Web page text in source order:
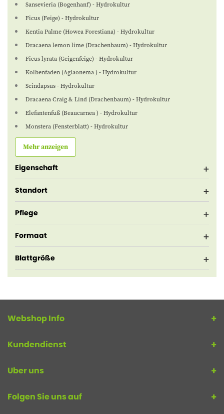
Sansevieria (Bogenhanf) - Hydrokultur
Ficus (Feige) - Hydrokultur
Kentia Palme (Howea Forestiana) - Hydrokultur
Dracaena lemon lime (Drachenbaum) - Hydrokultur
Ficus lyrata (Geigenfeige) - Hydrokultur
Kolbenfaden (Aglaonema ) - Hydrokultur
Scindapsus - Hydrokultur
Dracaena Craig & Lind (Drachenbaum) - Hydrokultur
Elefantenfuß (Beaucarnea ) - Hydrokultur
Monstera (Fensterblatt) - Hydrokultur
Mehr anzeigen
Eigenschaft
Standort
Pflege
Formaat
Blattgröße
Webshop Info
Kundendienst
Uber uns
Folgen Sie uns auf